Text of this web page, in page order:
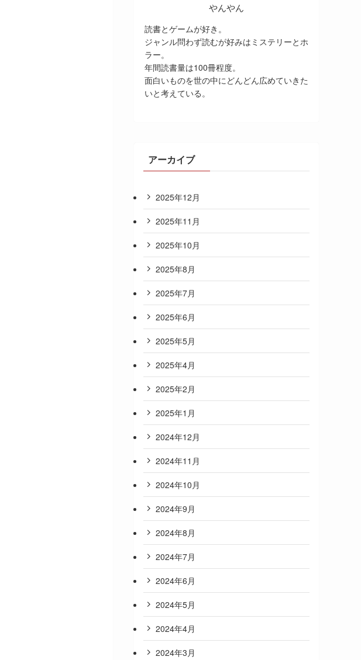
やんやん
読書とゲームが好き。
ジャンル問わず読むが好みはミステリーとホ
ラー。
年間読書量は100冊程度。
面白いものを世の中にどんどん広めていきた
いと考えている。
アーカイブ
2025年12月
2025年11月
2025年10月
2025年8月
2025年7月
2025年6月
2025年5月
2025年4月
2025年2月
2025年1月
2024年12月
2024年11月
2024年10月
2024年9月
2024年8月
2024年7月
2024年6月
2024年5月
2024年4月
2024年3月